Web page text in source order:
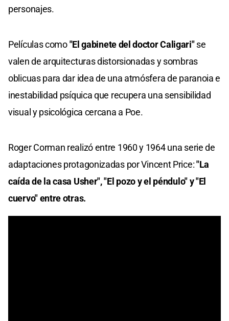
personajes.
Películas como"El gabinete del doctor Caligari"se
valen de arquitecturas distorsionadas y sombras
oblicuas para dar idea de una atmósfera de paranoia e
inestabilidad psíquica que recupera una sensibilidad
visual y psicológica cercana a Poe.
Roger Corman realizó entre 1960 y 1964 una serie de
adaptaciones protagonizadas por Vincent Price:"La
caída de la casa Usher", "El pozo y el péndulo" y "El
cuervo" entre otras.